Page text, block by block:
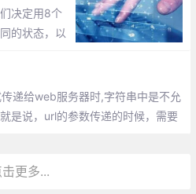
决定用8个
的状态，以
“。再后
些字节的机
递给web服务器时,字符串中是不允
是说，url的参数传递的时候，需要
击更多...